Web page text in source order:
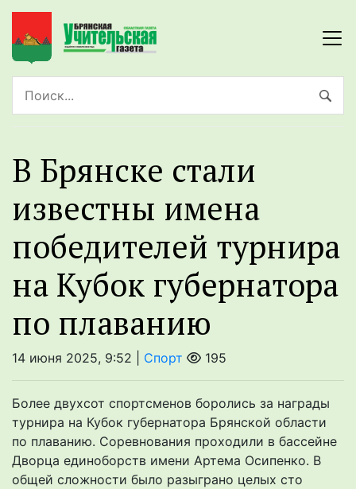
В Брянске стали
известны имена
победителей турнира
на Кубок губернатора
по плаванию
14 июня 2025, 9:52 | Спорт 195
Более двухсот спортсменов боролись за награды
турнира на Кубок губернатора Брянской области
по плаванию. Соревнования проходили в бассейне
Дворца единоборств имени Артема Осипенко. В
общей сложности было разыграно целых сто